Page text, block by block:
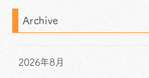
Archive
2026年8月